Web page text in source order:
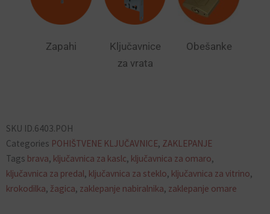
Zapahi
Ključavnice
za vrata
Obešanke
SKU ID.6403.POH
Categories POHIŠTVENE KLJUČAVNICE, ZAKLEPANJE
Tags brava, ključavnica za kaslc, ključavnica za omaro,
ključavnica za predal, ključavnica za steklo, ključavnica za vitrino,
krokodilka, žagica, zaklepanje nabiralnika, zaklepanje omare